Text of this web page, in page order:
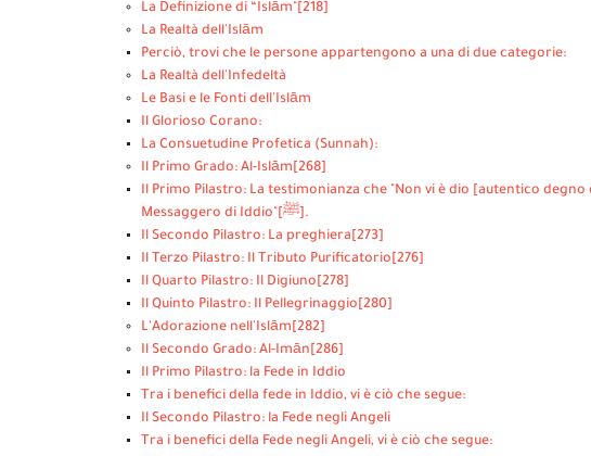
La Definizione di “Islām" [218]
La Realtà dell'Islām
Perciò, trovi che le persone appartengono a una di due categorie:
La Realtà dell'Infedeltà
Le Basi e le Fonti dell'Islām
Il Glorioso Corano:
La Consuetudine Profetica (Sunnah):
Il Primo Grado: Al-Islām [268]
Il Primo Pilastro: La testimonianza che "Non vi è dio [autentico
Messaggero di Iddio"[ﷺ].
Il Secondo Pilastro: La preghiera [273]
Il Terzo Pilastro: Il Tributo Purificatorio [276]
Il Quarto Pilastro: Il Digiuno [278]
Il Quinto Pilastro: Il Pellegrinaggio [280]
L'Adorazione nell'Islām [282]
Il Secondo Grado: Al-Imān [286]
Il Primo Pilastro: la Fede in Iddio
Tra i benefici della fede in Iddio, vi è ciò che segue:
Il Secondo Pilastro: la Fede negli Angeli
Tra i benefici della Fede negli Angeli, vi è ciò che segue: